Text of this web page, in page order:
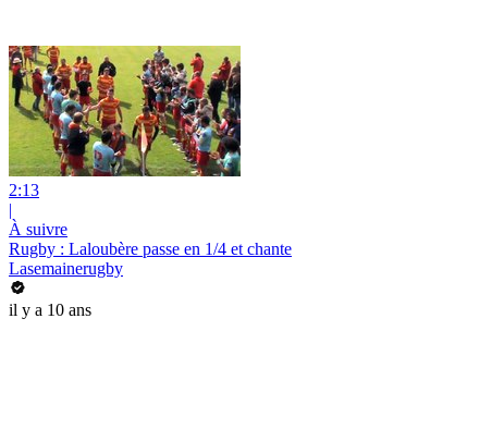
2:13
|
À suivre
Rugby : Laloubère passe en 1/4 et chante
Lasemainerugby
il y a 10 ans